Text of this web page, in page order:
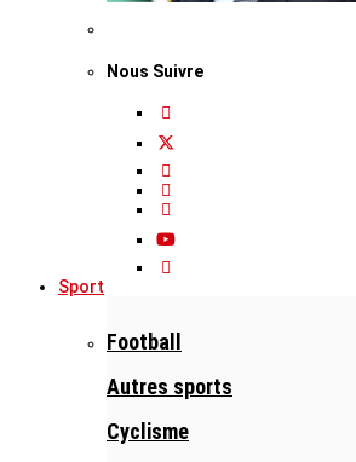
Nous Suivre
Sport
Football
Autres sports
Cyclisme